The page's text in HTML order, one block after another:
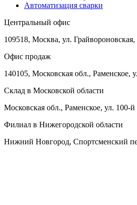
Автоматизация сварки
Центральный офис
109518, Москва, ул.
Офис продаж
140105, Московская обл., Раменское,
Склад в Московской области
Московская обл., Раменское, ул. 100-
Филиал в Нижегородской области
Нижний Новгород, Спортсменский